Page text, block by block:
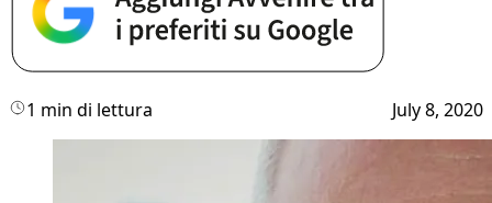
1 min di lettura July 8, 2020